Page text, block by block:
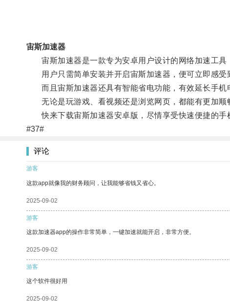
宙斯加速器
宙斯加速器是一款专为安卓用户设计的网络加速工具
用户只需简单安装并开启宙斯加速器，便可立即感受
而且宙斯加速器还具有智能省电功能，有效延长手机
无论是玩游戏、看视频还是浏览网页，都能有更加顺
快来下载宙斯加速器安卓版，尽情享受快速便捷的手
#37#
评论
游客
这款app就像我的财务顾问，让我能够省钱又省心。
2025-09-02
游客
这款加速器app的操作非常简单，一键加速就能开启，非常方便。
2025-09-02
游客
这个软件很好用
2025-09-02